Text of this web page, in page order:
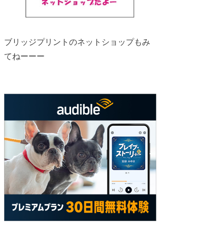
ブリッジプリントのネットショップもみ
てねーーー